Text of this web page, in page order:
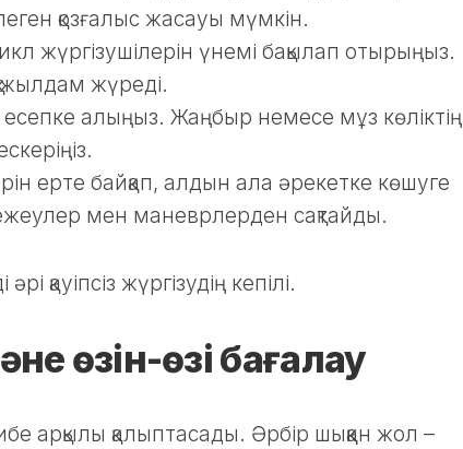
қозғалыс жасауы мүмкін.
жүргізушілерін үнемі бақылап отырыңыз.
жылдам жүреді.
алыңыз. Жаңбыр немесе мұз көліктің
ерте байқап, алдын ала әрекетке көшуге
мен маневрлерден сақтайды.
қауіпсіз жүргізудің кепілі.
өзін-өзі бағалау
арқылы қалыптасады. Әрбір шыққан жол –